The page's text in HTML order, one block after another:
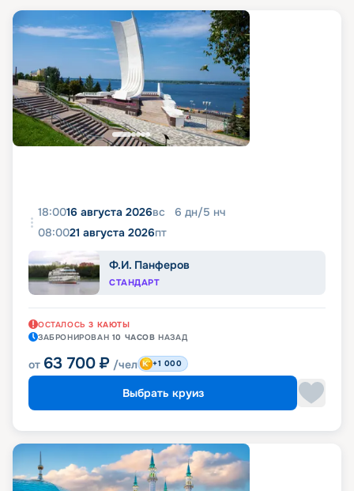
18:0016 августа 2026вс 6 дн/5 нч
08:0021 августа 2026пт
Ф.И. Панферов
СТАНДАРТ
ОСТАЛОСЬ 3 КАЮТЫ
ЗАБРОНИРОВАН 10 ЧАСОВ НАЗАД
от 63 700 ₽ /чел +1 000
Выбрать круиз